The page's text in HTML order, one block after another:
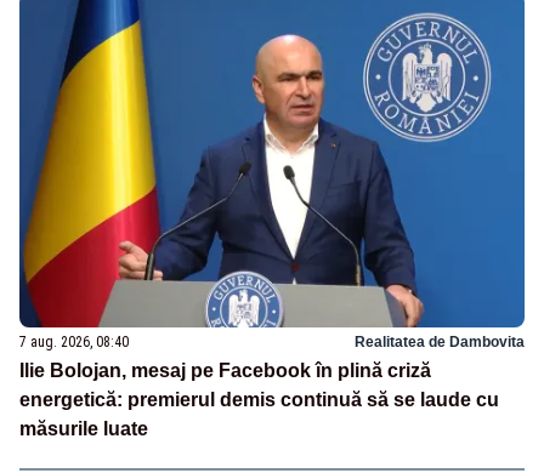
7 aug. 2026, 08:40 Realitatea de Dambovita
Ilie Bolojan, mesaj pe Facebook în plină criză
energetică: premierul demis continuă să se laude cu
măsurile luate